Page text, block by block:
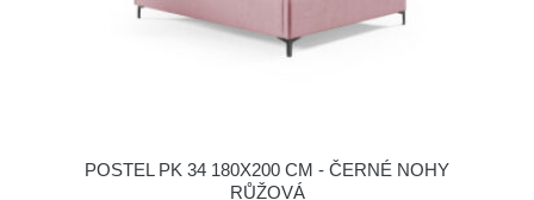
POSTEL PK 34 180X200 CM - ČERNÉ NOHY
RŮŽOVÁ